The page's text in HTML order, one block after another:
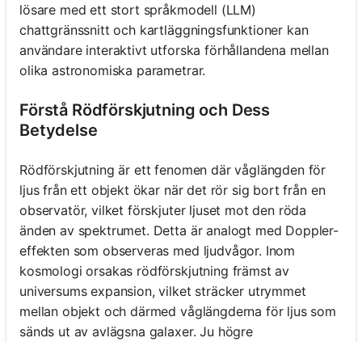
lösare med ett stort språkmodell (LLM)
chattgränssnitt och kartläggningsfunktioner kan
användare interaktivt utforska förhållandena mellan
olika astronomiska parametrar.
Förstå Rödförskjutning och Dess
Betydelse
Rödförskjutning är ett fenomen där våglängden för
ljus från ett objekt ökar när det rör sig bort från en
observatör, vilket förskjuter ljuset mot den röda
änden av spektrumet. Detta är analogt med Doppler-
effekten som observeras med ljudvågor. Inom
kosmologi orsakas rödförskjutning främst av
universums expansion, vilket sträcker utrymmet
mellan objekt och därmed våglängderna för ljus som
sänds ut av avlägsna galaxer. Ju högre